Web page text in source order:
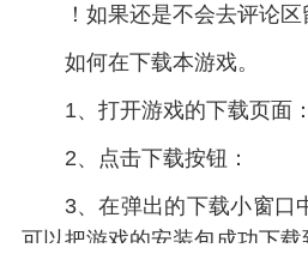
！如果还是不会去评论区
如何在下载本游戏。
1、打开游戏的下载页面
2、点击下载按钮：
3、在弹出的下载小窗口
可以把游戏的安装包成功下载